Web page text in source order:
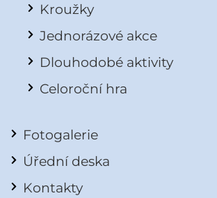
Kroužky
Jednorázové akce
Dlouhodobé aktivity
Celoroční hra
Fotogalerie
Úřední deska
Kontakty